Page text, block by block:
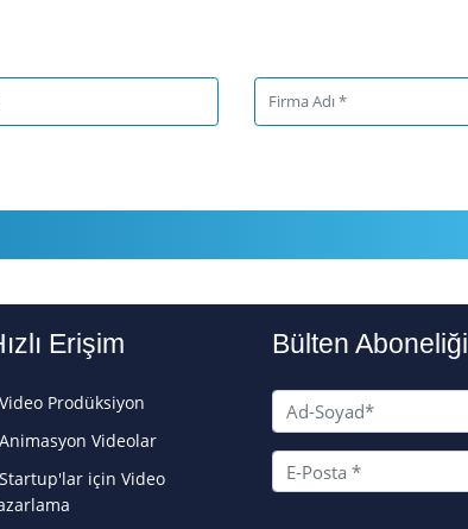
Erişim
Video Prodüksiyon
Animasyon Videolar
Startup'lar için Video
Bülten Aboneliği